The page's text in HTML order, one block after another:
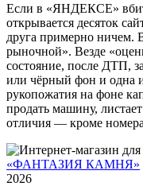
Если в «ЯНДЕКСЕ»
открывается десяток
друга примерно ничем.
рыночной». Везде
состояние, после ДТП,
или чёрный фон и одна
рукопожатия на фоне
продать машину,
отличия — кроме
«ФАНТАЗИЯ КАМНЯ»
2026